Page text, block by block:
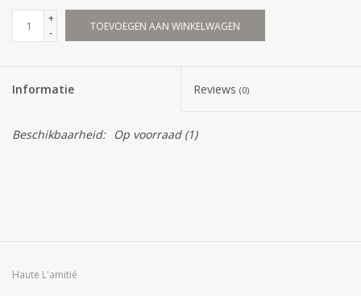
+
-
TOEVOEGEN AAN WINKELWAGEN
Informatie Reviews (0)
Beschikbaarheid: Op voorraad(1)
Haute L'amitié